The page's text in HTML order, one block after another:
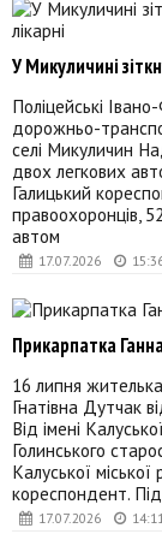
17.07.2026
У Микуличині
Поліцейські
дорожньо-
селі Микуличин
двох легкових
Галицький
правоохоронців,
автом
17.07.2026
Прикарпатка
16 липня
Гнатівна Дутчак
Від імені
Голинського
Калуської
кореспондент. Під